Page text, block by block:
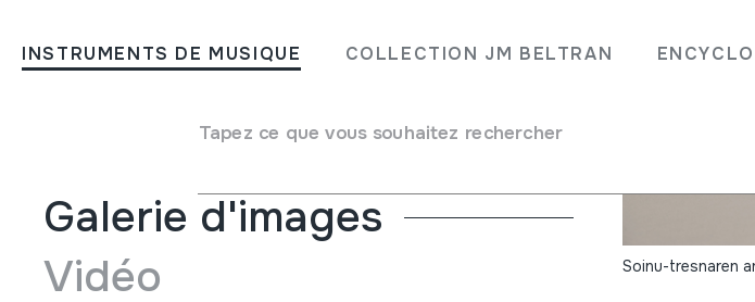
INSTRUMENTS DE MUSIQUE COLLECTION JM BELTRAN
Tapez ce que vous souhaitez rechercher
KÜRBISMIRLITON; Mirlitón
Type d'instrument de musique Membranophones->Mirliton
Galerie d'images
Vidéo
Soinu-tresnaren